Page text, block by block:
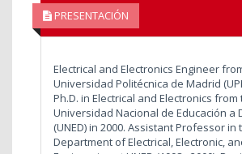
PRESENTACIÓN
Electrical and Electronics Engineer
Universidad Politécnica de Madrid
Ph.D. in Electrical and Electronics from
Universidad Nacional de Educación a
(UNED) in 2000. Assistant Professor in
Department of Electrical, Electronic,